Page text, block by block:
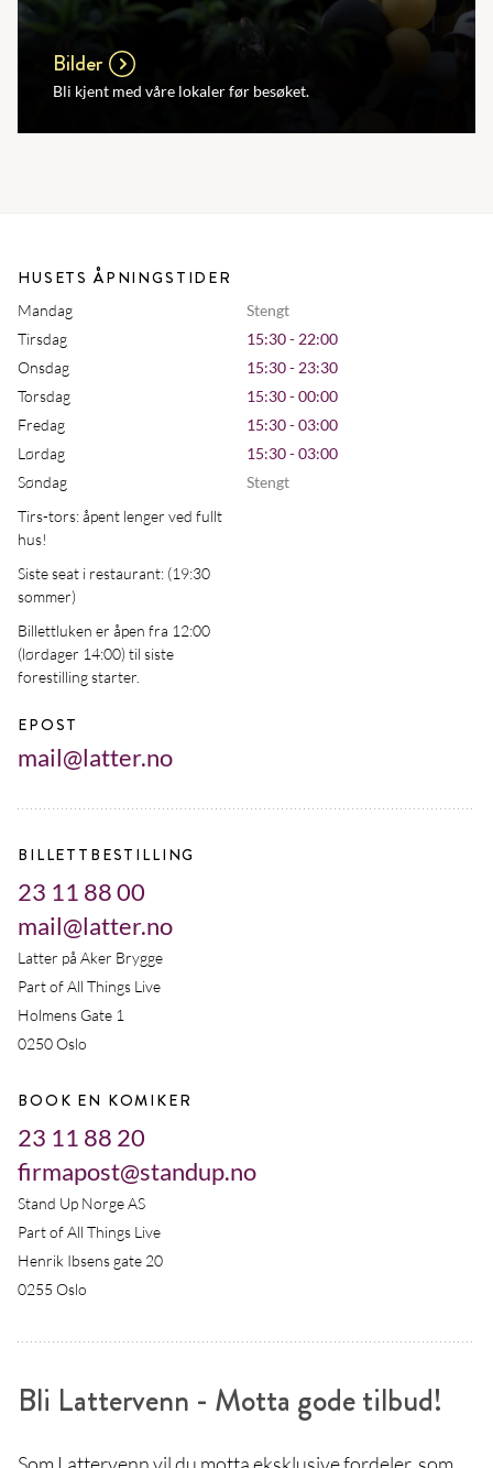
Bilder
Bli kjent med våre lokaler før besøket.
HUSETS ÅPNINGSTIDER
Mandag
Stengt
Tirsdag
15:30 - 22:00
Onsdag
15:30 - 23:30
Torsdag
15:30 - 00:00
Fredag
15:30 - 03:00
Lørdag
15:30 - 03:00
Søndag
Stengt
Tirs-tors: åpent lenger ved fullt
hus!
Siste seat i restaurant: (19:30
sommer)
Billettluken er åpen fra 12:00
(lørdager 14:00) til siste
forestilling starter.
EPOST
mail@latter.no
BILLETTBESTILLING
23 11 88 00
mail@latter.no
Latter på Aker Brygge
Part of All Things Live
Holmens Gate 1
0250 Oslo
BOOK EN KOMIKER
23 11 88 20
firmapost@standup.no
Stand Up Norge AS
Part of All Things Live
Henrik Ibsens gate 20
0255 Oslo
Bli Lattervenn - Motta gode tilbud!